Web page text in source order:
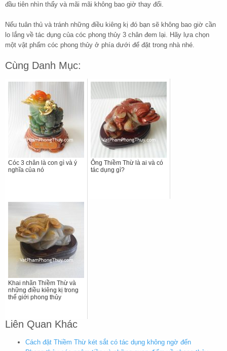
đầu tiên nhìn thấy và mãi mãi không bao giờ thay đổi.
Nếu tuân thủ và tránh những điều kiêng kị đó bạn sẽ không bao giờ cần
lo lắng về tác dụng của cóc phong thủy 3 chân đem lại. Hãy lựa chọn
một vật phẩm cóc phong thủy ở phía dưới để đặt trong nhà nhé.
Cùng Danh Mục:
Cóc 3 chân là con gì và ý
nghĩa của nó
Ông Thiềm Thừ là ai và có
tác dụng gì?
Khai nhãn Thiềm Thừ và
những điều kiêng kị trong
thế giới phong thủy
Liên Quan Khác
Cách đặt Thiềm Thừ két sắt có tác dụng không ngờ đến